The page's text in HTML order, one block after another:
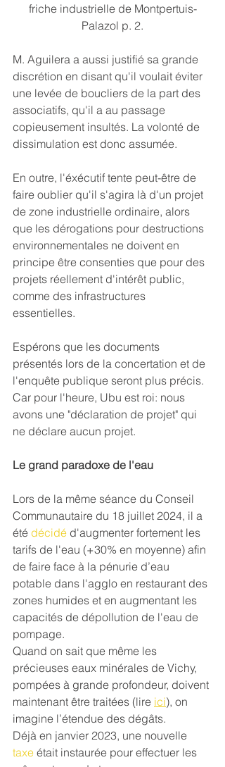
friche industrielle de Montpertuis-
Palazol p. 2.
M. Aguilera a aussi justifié sa grande
discrétion en disant qu'il voulait éviter
une levée de boucliers de la part des
associatifs, qu'il a au passage
copieusement insultés. La volonté de
dissimulation est donc assumée.
En outre, l'éxécutif tente peut-être de
faire oublier qu'il s'agira là d'un projet
de zone industrielle ordinaire, alors
que les dérogations pour destructions
environnementales ne doivent en
principe être consenties que pour des
projets réellement d'intérêt public,
comme des infrastructures
essentielles.
Espérons que les documents
présentés lors de la concertation et de
l'enquête publique seront plus précis.
Car pour l'heure, Ubu est roi: nous
avons une "déclaration de projet" qui
ne déclare aucun projet.
Le grand paradoxe de l'eau
Lors de la même séance du Conseil
Communautaire du 18 juillet 2024, il a
été décidé d'augmenter fortement les
tarifs de l'eau (+30% en moyenne) afin
de faire face à la pénurie d’eau
potable dans l'agglo en restaurant des
zones humides et en augmentant les
capacités de dépollution de l'eau de
pompage.
Quand on sait que même les
précieuses eaux minérales de Vichy,
pompées à grande profondeur, doivent
maintenant être traitées (lire ici), on
imagine l’étendue des dégâts.
Déjà en janvier 2023, une nouvelle
taxe était instaurée pour effectuer les